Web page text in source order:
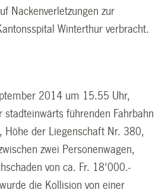
Nackenverletzungen zur
Winterthur verbracht.
2014 um 15.55 Uhr,
stadteinwärts führenden Fahrbahn
Höhe der Liegenschaft Nr. 380,
zwei Personenwagen,
von ca. Fr. 18‘000.-
die Kollision von einer